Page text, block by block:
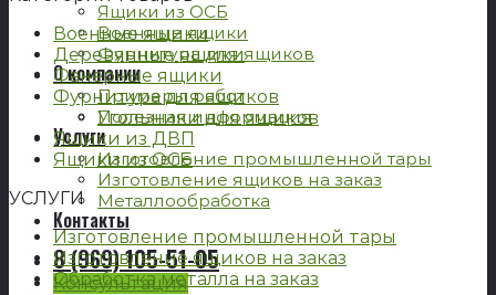
Ящики из ОСБ
Военные ящики
Фурнитура для ящиков
О компании
Примеры работ
Полезная информация
Услуги
Изготовление промышленной тары
Изготовление ящиков на заказ
Металлообработка
Контакты
8 (969) 105-51-05
Консультация
Военные ящики
Деревянные ящики
Фанерные ящики
Фурнитура для ящиков
Угольники для ящиков
Ящики из ДВП
Ящики из ОСБ
УСЛУГИ
Изготовление промышленной тары
Изготовление ящиков на заказ
Обработка металла на заказ